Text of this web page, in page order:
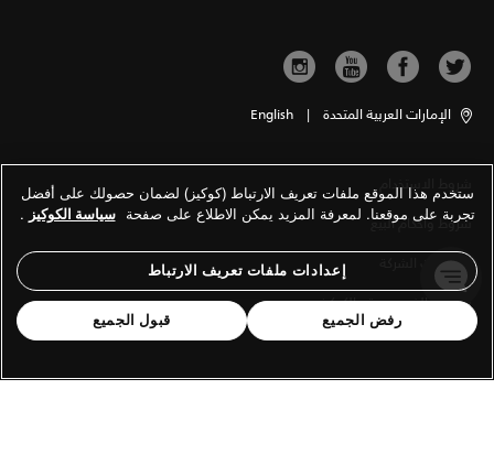
الإمارات العربية المتحدة |
English
شروط الاستخدام
شروط وأحكام البيع
معلومات الشركة
سياسة الخصوصية والكوكيز
ستخدم هذا الموقع ملفات تعريف الارتباط (كوكيز) لضمان حصولك على أفضل
تجربة على موقعنا. لمعرفة المزيد يمكن الاطلاع على صفحة سياسة الكوكيز .
إعدادات ملفات تعريف الارتباط
رفض الجميع قبول الجميع